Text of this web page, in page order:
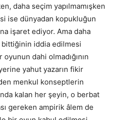
daha seçim yapılmamışken
ise dünyadan kopukluğun
işaret ediyor. Ama daha
bittiğinin iddia edilmesi
oyunun dahi olmadığının
yahut yazarın fikir
menkul konseptlerin
kalan her şeyin, o berbat
gereken ampirik âlem de